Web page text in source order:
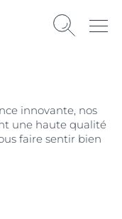
innovante, nos
une haute qualité
faire sentir bien